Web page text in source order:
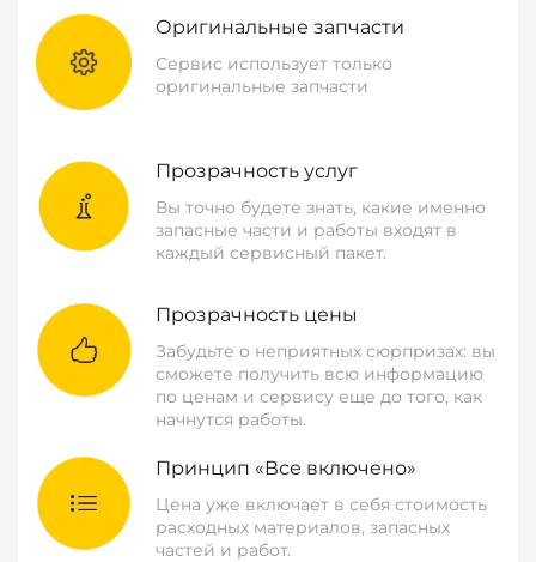
Оригинальные запчасти
Сервис использует только
оригинальные запчасти
Прозрачность услуг
Вы точно будете знать, какие именно
запасные части и работы входят в
каждый сервисный пакет.
Прозрачность цены
Забудьте о неприятных сюрпризах: вы
сможете получить всю информацию
по ценам и сервису еще до того, как
начнутся работы.
Принцип «Все включено»
Цена уже включает в себя стоимость
расходных материалов, запасных
частей и работ.